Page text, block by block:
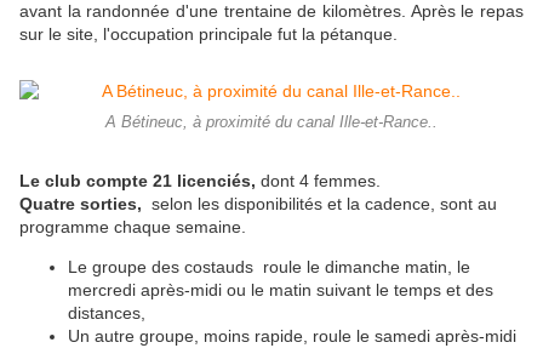
avant la randonnée d'une trentaine de kilomètres. Après le repas
sur le site, l'occupation principale fut la pétanque.
A Bétineuc, à proximité du canal Ille-et-Rance..
Le club compte 21 licenciés, dont 4 femmes.
Quatre sorties, selon les disponibilités et la cadence, sont au
programme chaque semaine.
Le groupe des costauds roule le dimanche matin, le
mercredi après-midi ou le matin suivant le temps et des
distances,
Un autre groupe, moins rapide, roule le samedi après-midi